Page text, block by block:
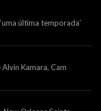
última temporada’
Kamara, Cam